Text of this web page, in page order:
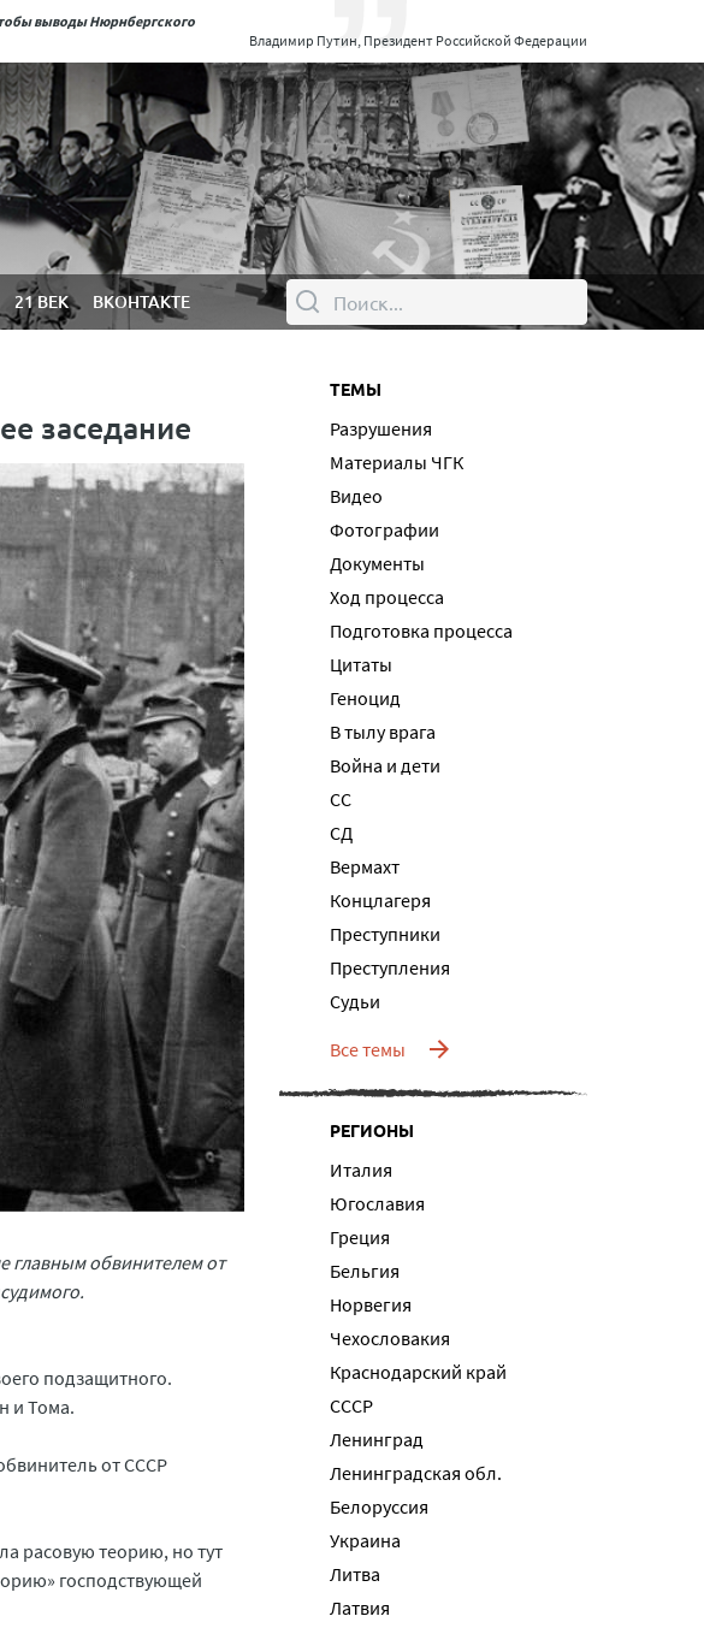
выводы Нюрнбергского
Владимир Путин, Президент Российской Федерации
21 ВЕК ВКОНТАКТЕ
заседание
главным обвинителем от
подзащитного.
и Тома.
от СССР
расовую теорию, но тут
господствующей
ТЕМЫ
Разрушения
Материалы ЧГК
Видео
Фотографии
Документы
Ход процесса
Подготовка процесса
Цитаты
Геноцид
В тылу врага
Война и дети
СС
СД
Вермахт
Концлагеря
Преступники
Преступления
Судьи
Все темы
РЕГИОНЫ
Италия
Югославия
Греция
Бельгия
Норвегия
Чехословакия
Краснодарский край
СССР
Ленинград
Ленинградская обл.
Белоруссия
Украина
Литва
Латвия